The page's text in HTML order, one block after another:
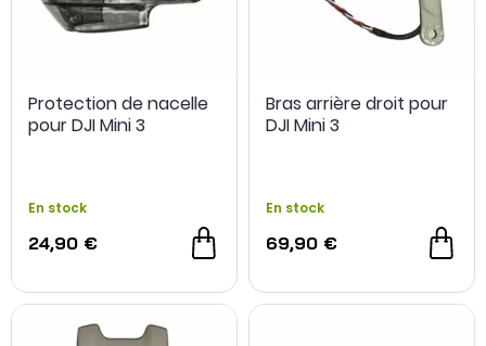
Protection de nacelle
pour DJI Mini 3
En stock
24,90 €
Bras arrière droit pour
DJI Mini 3
En stock
69,90 €